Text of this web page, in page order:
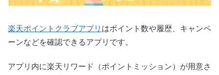
楽天ポイントクラブアプリ はポイント数や履歴、キャンペ
ーンなどを確認できるアプリです。
アプリ内に楽天リワード（ポイントミッション）が用意さ